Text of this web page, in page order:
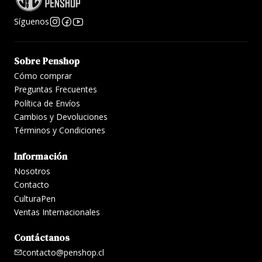
Síguenos
Sobre Penshop
Cómo comprar
Preguntas Frecuentes
Política de Envíos
Cambios y Devoluciones
Términos y Condiciones
Información
Nosotros
Contacto
CulturaPen
Ventas Internacionales
Contáctanos
contacto@penshop.cl